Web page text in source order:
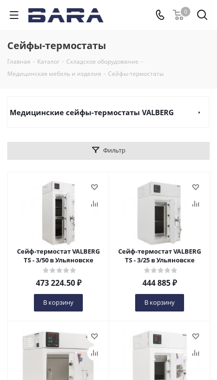
0
Сейфы-термостаты
Главная - Каталог - Складское оборудование -
Медицинская мебель и изделия - Сейфы-термостаты
Медицинские сейфы-термостаты VALBERG
Фильтр
Сейф-термостат VALBERG
TS - 3/50 в Ульяновске
473 224.50₽
В корзину
Сейф-термостат VALBERG
TS - 3/25 в Ульяновске
444 885₽
В корзину